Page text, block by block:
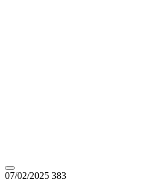
07/02/2025 383